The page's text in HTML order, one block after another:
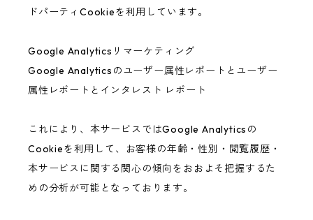
ドパーティCookieを利用しています。
Google Analyticsリマーケティング
Google Analyticsのユーザー属性レポートとユーザー
属性レポートとインタレスト レポート
これにより、本サービスではGoogle Analyticsの
Cookieを利用して、お客様の年齢・性別・閲覧履歴・
本サービスに関する関心の傾向をおおよそ把握するた
めの分析が可能となっております。